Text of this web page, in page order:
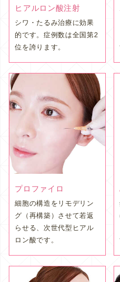
ヒアルロン酸注射
シワ・たるみ治療に効果
的です。症例数は全国第2
位を誇ります。
プロファイロ
細胞の構造をリモデリン
グ（再構築）させて若返
らせる、次世代型ヒアル
ロン酸です。